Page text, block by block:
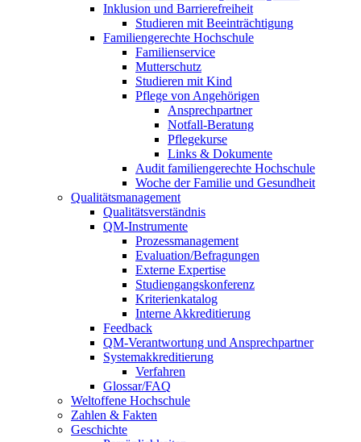
Inklusion und Barrierefreiheit
Studieren mit Beeinträchtigung
Familiengerechte Hochschule
Familienservice
Mutterschutz
Studieren mit Kind
Pflege von Angehörigen
Ansprechpartner
Notfall-Beratung
Pflegekurse
Links & Dokumente
Audit familiengerechte Hochschule
Woche der Familie und Gesundheit
Qualitätsmanagement
Qualitätsverständnis
QM-Instrumente
Prozessmanagement
Evaluation/Befragungen
Externe Expertise
Studiengangskonferenz
Kriterienkatalog
Interne Akkreditierung
Feedback
QM-Verantwortung und Ansprechpartner
Systemakkreditierung
Verfahren
Glossar/FAQ
Weltoffene Hochschule
Zahlen & Fakten
Geschichte